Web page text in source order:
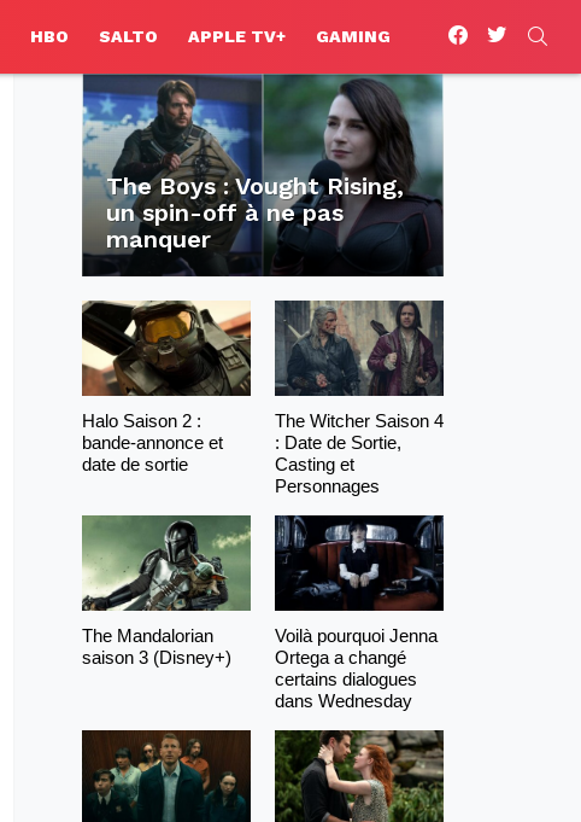
HBO SALTO APPLE TV+ GAMING
facebooktwitter
The Boys : Vought Rising,
un spin-off à ne pas
manquer
Halo Saison 2 :
bande-annonce et
date de sortie
The Witcher Saison 4
: Date de Sortie,
Casting et
Personnages
The Mandalorian
saison 3 (Disney+)
Voilà pourquoi Jenna
Ortega a changé
certains dialogues
dans Wednesday